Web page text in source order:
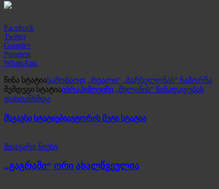
Facebook
Twitter
Google+
Pinterest
WhatsApp
წინა სტატიასაშობაოდ „რეალი“ „ბარსელონას“ ჩამორჩა
შემდეგი სტატიაიბრაჰიმოვიჩი „მილანის“ წინადადებას
დასთანხმდა
მსგავსი სტატიებიავტორის მეტი სტატია
მთავარი ნიუსი
„გაგრაში“ ორი ახალწვეულია